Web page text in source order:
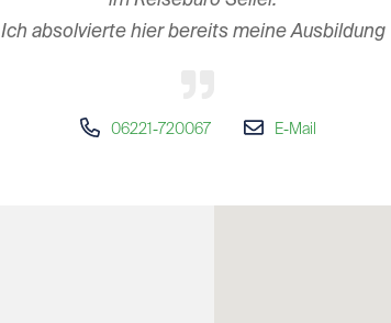
Ich absolvierte hier bereits meine Ausbildung
Im Laufe der Jahre habe ich einige Länder
06221-720067 E-Mail